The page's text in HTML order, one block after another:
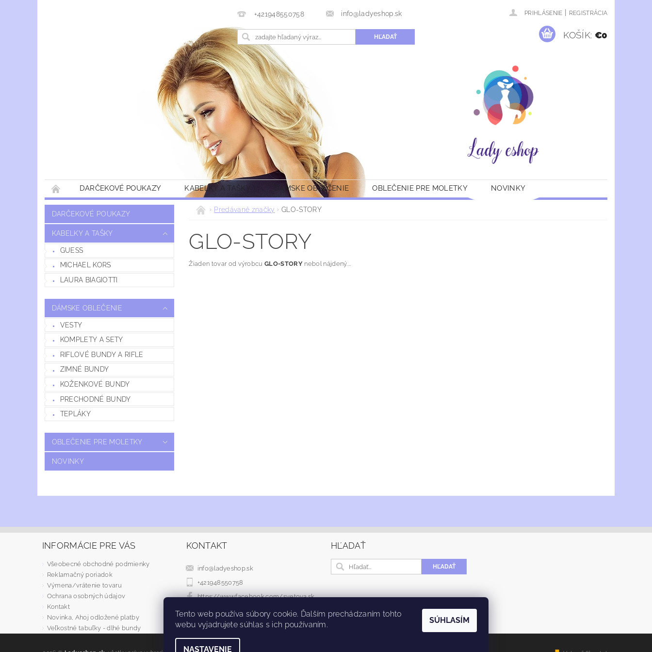
+421948550758 info@ladyeshop.sk PRIHLÁSENIE | REGISTRÁCIA
KOŠÍK: €0
DARČEKOVÉ POUKAZY KABELKY A TAŠKY DÁMSKE OBLEČENIE OBLEČENIE PRE MOLETKY NOVINKY
DARČEKOVÉ POUKAZY
KABELKY A TAŠKY
GUESS
MICHAEL KORS
LAURA BIAGIOTTI
DÁMSKE OBLEČENIE
VESTY
KOMPLETY A SETY
RIFLOVÉ BUNDY A RIFLE
ZIMNÉ BUNDY
KOŽENKOVÉ BUNDY
PRECHODNÉ BUNDY
TEPLÁKY
OBLEČENIE PRE MOLETKY
NOVINKY
Predávané značky GLO-STORY
GLO-STORY
Žiaden tovar od výrobcuGLO-STORYnebol nájdený....
INFORMÁCIE PRE VÁS
Všeobecné obchodné podmienky
Reklamačný poriadok
Výmena/vrátenie tovaru
Ochrana osobných údajov
Kontakt
Novinka, Ahoj odložené platby
Veľkostné tabuľky - dlhé bundy
KONTAKT
info@ladyeshop.sk
+421948550758
https://www.facebook.com/svetova.sk
HĽADAŤ
Tento web používa súbory cookie. Ďalším prechádzaním tohto
webu vyjadrujete súhlas s ich používaním.
NASTAVENIE
SÚHLASÍM